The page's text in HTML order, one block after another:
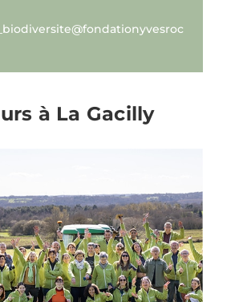
à La Gacilly